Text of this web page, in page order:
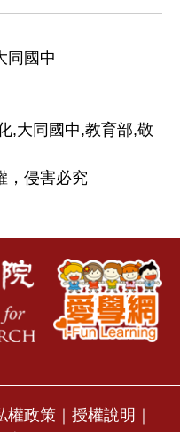
同國中
,大同國中,教育部,敬
，侵害必究
權政策 授權說明